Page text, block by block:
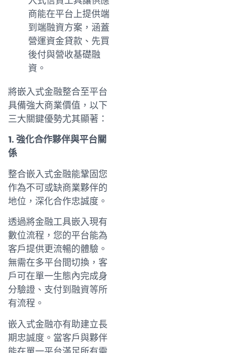
商能在平台上提供端
到端融資方案，涵蓋
營運資金貸款、先買
後付與營收基礎融
資。
將嵌入式金融整合至平台
具備強大商業價值，以下
三大關鍵優勢尤其顯著：
1. 強化合作夥伴與平台關
係
整合嵌入式金融能鞏固您
作為不可或缺商業夥伴的
地位，深化合作忠誠度。
透過將金融工具嵌入現有
數位流程，您的平台能為
客戶提供更流暢的體驗。
無需在多平台間切換，客
戶可在單一生態內完成身
分驗證、支付到融資等所
有流程。
嵌入式金融亦有助建立長
期忠誠度。當客戶與夥伴